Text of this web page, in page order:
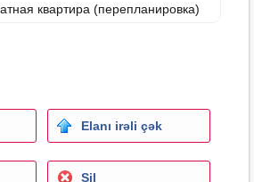
квартира (перепланировка)
Elanı irəli çək
Sil